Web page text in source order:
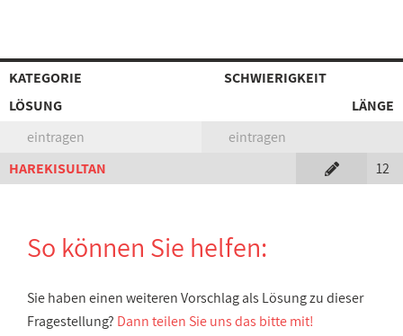
KATEGORIE
SCHWIERIGKEIT
LÖSUNG
LÄNGE
eintragen
eintragen
HAREKISULTAN
12
So können Sie helfen:
Sie haben einen weiteren Vorschlag als Lösung zu dieser
Fragestellung? Dann teilen Sie uns das bitte mit!